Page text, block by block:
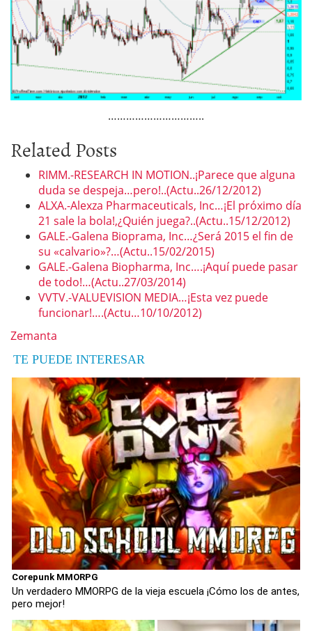
…………………………..
Related Posts
RIMM.-RESEARCH IN MOTION..¡Parece que alguna
duda se despeja…pero!..(Actu..26/12/2012)
ALXA.-Alexza Pharmaceuticals, Inc…¡El próximo día
21 sale la bola!,¿Quién juega?..(Actu..15/12/2012)
GALE.-Galena Bioprama, Inc…¿Será 2015 el fin de
su «calvario»?…(Actu..15/02/2015)
GALE.-Galena Biopharma, Inc….¡Aquí puede pasar
de todo!…(Actu..27/03/2014)
VVTV.-VALUEVISION MEDIA…¡Esta vez puede
funcionar!….(Actu…10/10/2012)
Zemanta
TE PUEDE INTERESAR
Corepunk MMORPG
Un verdadero MMORPG de la vieja escuela ¡Cómo los de antes,
pero mejor!